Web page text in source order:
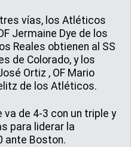
vías, los Atléticos
Jermaine Dye de los
Reales obtienen al SS
de Colorado, y los
Ortiz , OF Mario
de los Atléticos.
va de 4-3 con un triple y
para liderar la
ante Boston.